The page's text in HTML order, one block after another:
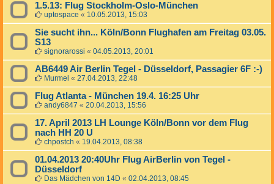
1.5.13: Flug Stockholm-Oslo-München
uptospace « 10.05.2013, 15:03
Sie sucht ihn... Köln/Bonn Flughafen am Freitag 03.05.
S13
signorarossi « 04.05.2013, 20:01
AB6449 Air Berlin Tegel - Düsseldorf, Passagier 6F :-)
Murmel « 27.04.2013, 22:48
Flug Atlanta - München 19.4. 16:25 Uhr
andy6847 « 20.04.2013, 15:56
17. April 2013 LH Lounge Köln/Bonn vor dem Flug
nach HH 20 U
chpostch « 19.04.2013, 08:38
01.04.2013 20:40Uhr Flug AirBerlin von Tegel -
Düsseldorf
Das Mädchen von 14D « 02.04.2013, 08:45